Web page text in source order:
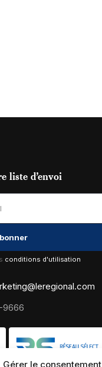
Gérer le consentement
liste d’envoi
conditions d'utilisation